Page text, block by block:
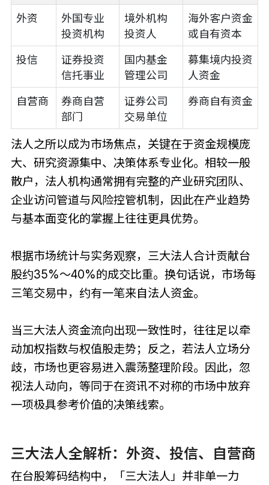
外资
外国专业
投资机构
境外机构
投资人
海外客户资金
或自有资本
投信
证券投资
信托事业
国内基金
管理公司
募集境内投资
人资金
自营商
券商自营
部门
证券公司
交易单位
券商自有资金
法人之所以成为市场焦点，关键在于资金规模庞
大、研究资源集中、决策体系专业化。相较一般
散户，法人机构通常拥有完整的产业研究团队、
企业访问管道与风险控管机制，因此在产业趋势
与基本面变化的掌握上往往更具优势。
根据市场统计与实务观察，三大法人合计贡献台
股约35%～40%的成交比重。换句话说，市场每
三笔交易中，约有一笔来自法人资金。
当三大法人资金流向出现一致性时，往往足以牵
动加权指数与权值股走势；反之，若法人立场分
歧，市场也更容易进入震荡整理阶段。因此，忽
视法人动向，等同于在资讯不对称的市场中放弃
一项极具参考价值的决策线索。
三大法人全解析：外资、投信、自营商
在台股筹码结构中，「三大法人」并非单一力